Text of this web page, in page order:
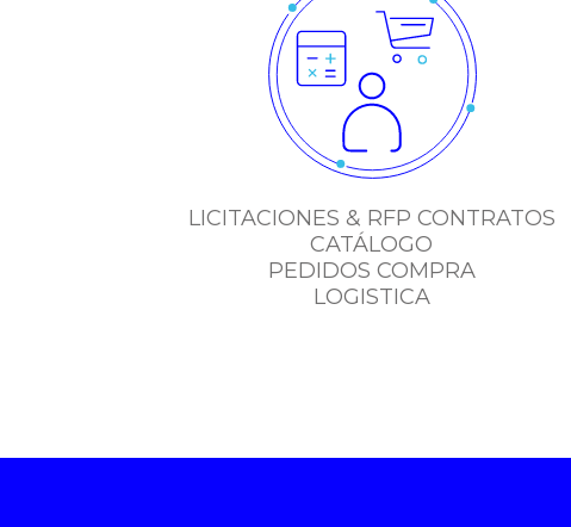
LICITACIONES & RFP CONTRATOS
CATÁLOGO
PEDIDOS COMPRA
LOGISTICA